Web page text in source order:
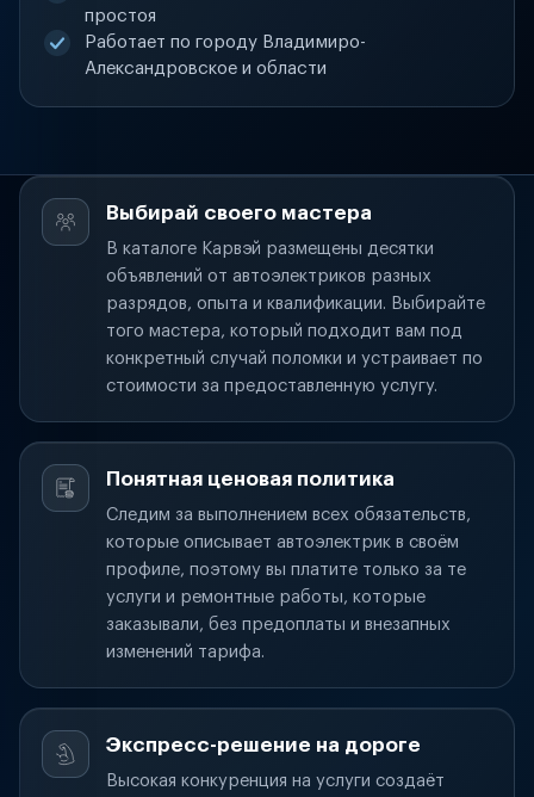
простоя
Работает по городу Владимиро-
Александровское и области
Выбирай своего мастера
В каталоге Карвэй размещены десятки
объявлений от автоэлектриков разных
разрядов, опыта и квалификации. Выбирайте
того мастера, который подходит вам под
конкретный случай поломки и устраивает по
стоимости за предоставленную услугу.
Понятная ценовая политика
Следим за выполнением всех обязательств,
которые описывает автоэлектрик в своём
профиле, поэтому вы платите только за те
услуги и ремонтные работы, которые
заказывали, без предоплаты и внезапных
изменений тарифа.
Экспресс-решение на дороге
Высокая конкуренция на услуги создаёт